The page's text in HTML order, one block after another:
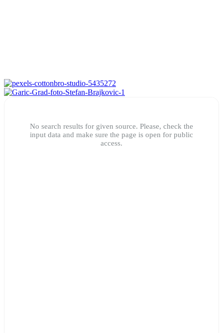
No search results for given source. Please, check the
input data and make sure the page is open for public
access.